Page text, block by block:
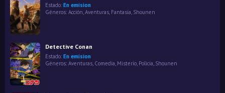
Estado: En emision
Géneros: Acción,Aventuras, Fantasía, Shounen
Detective Conan
Estado: En emision
Géneros: Aventuras Comedia Misterio Policía Shounen